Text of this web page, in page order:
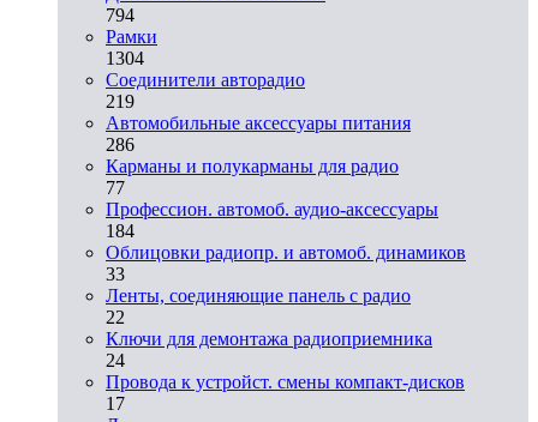
794
Рамки
1304
Соединители авторадио
219
Автомобильные аксессуары питания
286
Карманы и полукарманы для радио
77
Профессион. автомоб. аудио-аксессуары
184
Облицовки радиопр. и автомоб. динамиков
33
Ленты, соединяющие панель с радио
22
Ключи для демонтажа радиоприемника
24
Провода к устройст. смены компакт-дисков
17